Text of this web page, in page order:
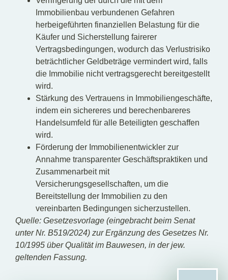
Immobilienbau verbundenen Gefahren
herbeigeführten finanziellen Belastung für die
Käufer und Sicherstellung fairerer
Vertragsbedingungen, wodurch das Verlustrisiko
beträchtlicher Geldbeträge vermindert wird, falls
die Immobilie nicht vertragsgerecht bereitgestellt
wird.
Stärkung des Vertrauens in Immobiliengeschäfte,
indem ein sichereres und berechenbareres
Handelsumfeld für alle Beteiligten geschaffen
wird.
Förderung der Immobilienentwickler zur
Annahme transparenter Geschäftspraktiken und
Zusammenarbeit mit
Versicherungsgesellschaften, um die
Bereitstellung der Immobilien zu den
vereinbarten Bedingungen sicherzustellen.
Quelle: Gesetzesvorlage (eingebracht beim Senat
unter Nr. B519/2024) zur Ergänzung des Gesetzes Nr.
10/1995 über Qualität im Bauwesen, in der jew.
geltenden Fassung.